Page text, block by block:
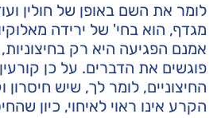
לומר את השם באופן של חולין
מגדף, הוא בחי' של ירידה
אמנם הפגיעה היא רק
פוגשים את הדברים. על כן
החיצוניים, לומר לך, שיש חיסרון
הקרע אינו ראוי לאיחוי, כיון